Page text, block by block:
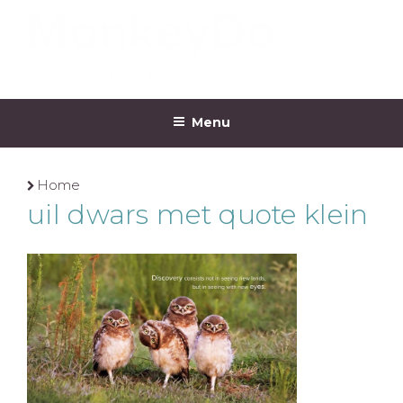
MONKEYDO
Menu
Home
uil dwars met quote klein